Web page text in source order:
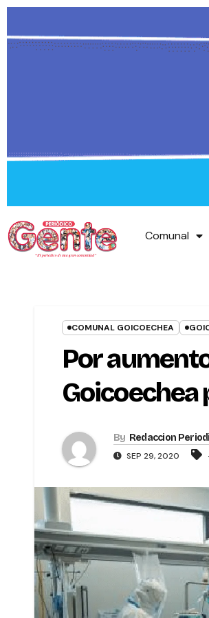
Comunal
COMUNAL GOICOECHEA
Por
Goicoechea
By Redaccion
SEP 29, 2020